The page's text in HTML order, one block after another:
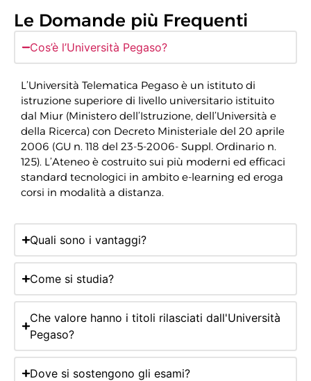
Le Domande più Frequenti
Cos’è l’Università Pegaso?
L’Università Telematica Pegaso è un istituto di
istruzione superiore di livello universitario istituito
dal Miur (Ministero dell’Istruzione, dell’Università e
della Ricerca) con Decreto Ministeriale del 20 aprile
2006 (GU n. 118 del 23-5-2006- Suppl. Ordinario n.
125). L’Ateneo è costruito sui più moderni ed efficaci
standard tecnologici in ambito e-learning ed eroga
corsi in modalità a distanza.
Quali sono i vantaggi?
Come si studia?
Che valore hanno i titoli rilasciati dall'Università
Pegaso?
Dove si sostengono gli esami?